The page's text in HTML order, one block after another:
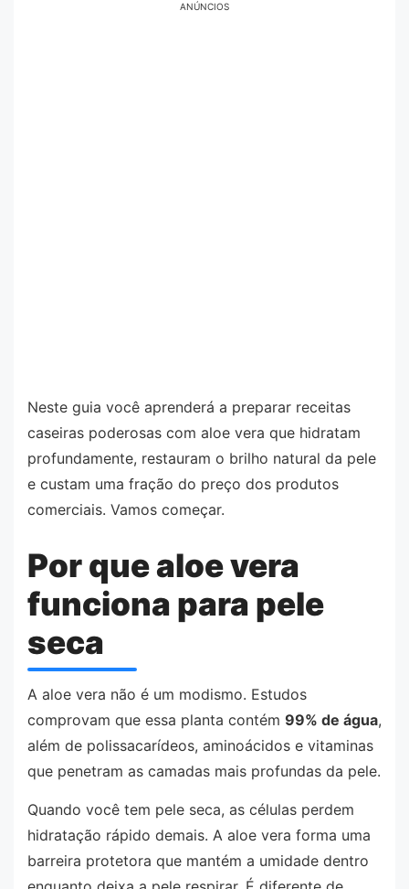
ANÚNCIOS
Neste guia você aprenderá a preparar receitas
caseiras poderosas com aloe vera que hidratam
profundamente, restauram o brilho natural da pele
e custam uma fração do preço dos produtos
comerciais. Vamos começar.
Por que aloe vera
funciona para pele
seca
A aloe vera não é um modismo. Estudos
comprovam que essa planta contém 99% de água,
além de polissacarídeos, aminoácidos e vitaminas
que penetram as camadas mais profundas da pele.
Quando você tem pele seca, as células perdem
hidratação rápido demais. A aloe vera forma uma
barreira protetora que mantém a umidade dentro